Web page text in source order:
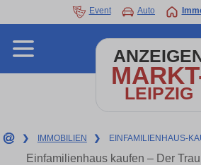
Event Auto
LEIPZIG
❯ IMMOBILIEN ❯ EINFAMILIENHAUS-
Einfamilienhaus kaufen – Der